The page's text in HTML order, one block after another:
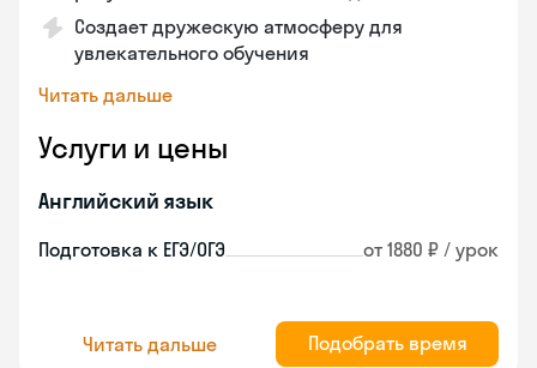
Создает дружескую атмосферу для
увлекательного обучения
Читать дальше
Услуги и цены
Английский язык
Подготовка к ЕГЭ/ОГЭ от 1880 ₽ / урок
Читать дальше Подобрать время